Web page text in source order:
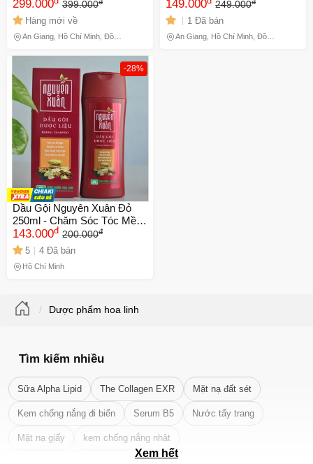
250ml)
299.000 399.000
Hàng mới về
An Giang, Hồ Chí Minh, Đồng
ho, hóa đờm ann toànn cho
người kiêng đường
149.000 249.000
1 Đã bán
An Giang, Hồ Chí Minh, Đồng
-28%
Dầu Gội Nguyên Xuân Đỏ
250ml - Chăm Sóc Tóc Mềm
Mượt, Giảm Rụng, Phù Hợp
Cho Da Đầu Khỏe Mạnh,
Sản Phẩm Từ Dược Phẩm
Hoa Linh
143.000đ 200.000đ
5 4 Đã bán
Hồ Chí Minh
Dược phẩm hoa linh
Tìm kiếm nhiều
Sữa Alpha Lipid The Collagen EXR Mặt nạ đất sét
Kem chống nắng đi biển Serum B5 Nước tẩy trang
Mặt nạ giấy kem chống nắng nhật
Xem hết